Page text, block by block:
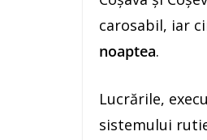
carosabil, iar
noaptea.
Lucrările,
sistemului